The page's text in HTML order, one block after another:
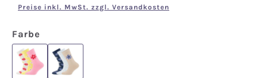
Preise inkl. MwSt. zzgl. Versandkosten
Farbe
.
.